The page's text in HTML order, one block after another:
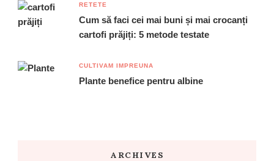
RETETE
Cum să faci cei mai buni și mai crocanți
cartofi prăjiți: 5 metode testate
CULTIVAM IMPREUNA
Plante benefice pentru albine
ARCHIVES